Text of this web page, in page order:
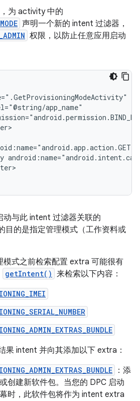
为 activity 中的
声明一个新的 intent 过滤器，
权限，以防止任意应用启动
动与此 intent 过滤器关联的
的是指定管理模式（工作资料或
模式之前检索配置 extra 可能很有
getIntent() 来检索以下内容：
果 intent 并向其添加以下 extra：
：添
创建新软件包。当您的 DPC 启动
时，此软件包将作为 intent extra